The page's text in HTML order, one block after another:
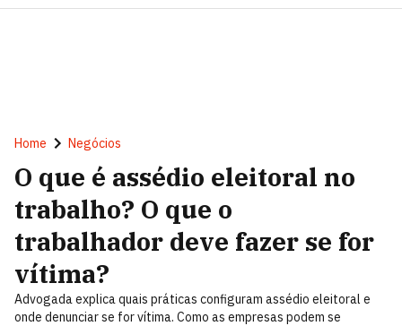
Home Negócios
O que é assédio eleitoral no
trabalho? O que o
trabalhador deve fazer se for
vítima?
Advogada explica quais práticas configuram assédio eleitoral e
onde denunciar se for vítima. Como as empresas podem se